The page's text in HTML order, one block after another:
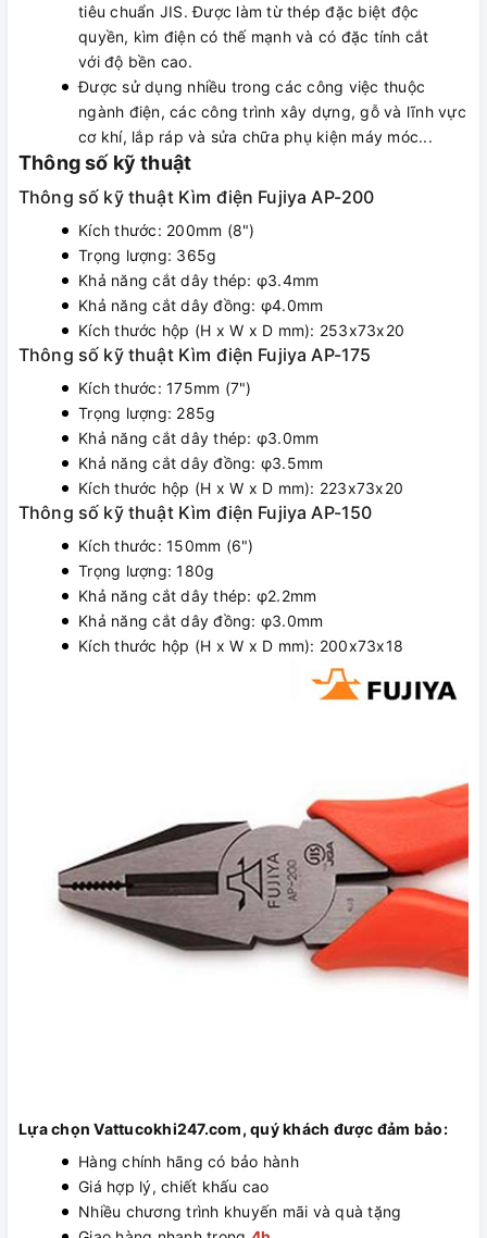
tiêu chuẩn JIS. Được làm từ thép đặc biệt độc
quyền, kìm điện có thế mạnh và có đặc tính cắt
với độ bền cao.
Được sử dụng nhiều trong các công việc thuộc
ngành điện, các công trình xây dựng, gỗ và lĩnh vực
cơ khí, lắp ráp và sửa chữa phụ kiện máy móc...
Thông số kỹ thuật
Thông số kỹ thuật Kìm điện Fujiya AP-200
Kích thước: 200mm (8")
Trọng lượng: 365g
Khả năng cắt dây thép: φ3.4mm
Khả năng cắt dây đồng: φ4.0mm
Kích thước hộp (H x W x D mm): 253x73x20
Thông số kỹ thuật Kìm điện Fujiya AP-175
Kích thước: 175mm (7")
Trọng lượng: 285g
Khả năng cắt dây thép: φ3.0mm
Khả năng cắt dây đồng: φ3.5mm
Kích thước hộp (H x W x D mm): 223x73x20
Thông số kỹ thuật Kìm điện Fujiya AP-150
Kích thước: 150mm (6")
Trọng lượng: 180g
Khả năng cắt dây thép: φ2.2mm
Khả năng cắt dây đồng: φ3.0mm
Kích thước hộp (H x W x D mm): 200x73x18
Lựa chọn Vattucokhi247.com, quý khách được đảm bảo:
Hàng chính hãng có bảo hành
Giá hợp lý, chiết khấu cao
Nhiều chương trình khuyến mãi và quà tặng